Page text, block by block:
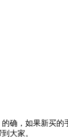
确，如果新买的
大家。